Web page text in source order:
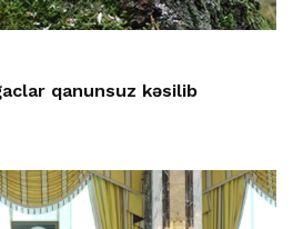
qanunsuz kəsilib